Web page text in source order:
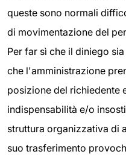
queste sono normali
di movimentazione del
Per far sì che il diniego
che l'amministrazione
posizione del richiedente
indispensabilità e/o
struttura organizzativa di
suo trasferimento